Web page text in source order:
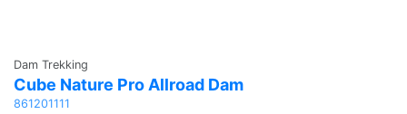
Dam Trekking
Cube Nature Pro Allroad Dam
861201111